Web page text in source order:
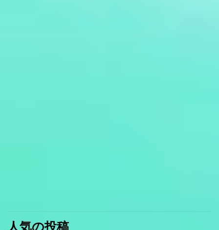
人気の投稿